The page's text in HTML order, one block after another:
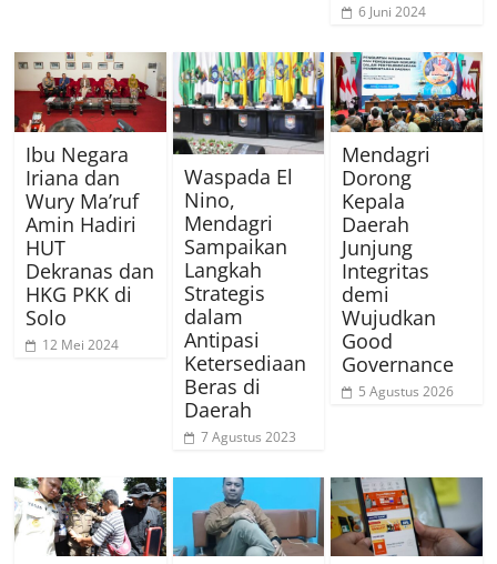
6 Juni 2024
Ibu Negara
Iriana dan
Wury Ma’ruf
Amin Hadiri
HUT
Dekranas dan
HKG PKK di
Solo
12 Mei 2024
Waspada El
Nino,
Mendagri
Sampaikan
Langkah
Strategis
dalam
Antipasi
Ketersediaan
Beras di
Daerah
7 Agustus 2023
Mendagri
Dorong
Kepala
Daerah
Junjung
Integritas
demi
Wujudkan
Good
Governance
5 Agustus 2026